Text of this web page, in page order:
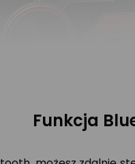
Funkcja